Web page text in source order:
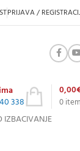
PRIJAVA /
338
0
0,00
IZBACIVANJE